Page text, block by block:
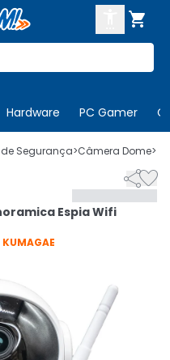

Hardware PC Gamer
SE
Segurança>Câmera Dome>

Espia Wifi